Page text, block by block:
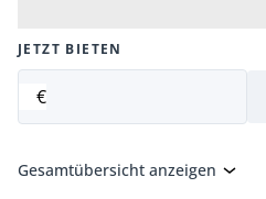
JETZT BIETEN
€
Gesamtübersicht anzeigen